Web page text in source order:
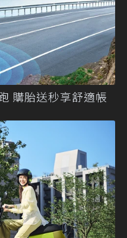
購胎送秒享舒適帳